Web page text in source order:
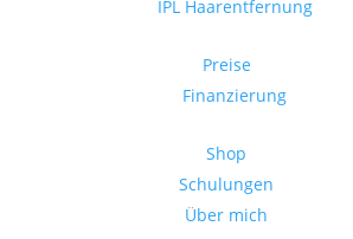
IPL Haarentfernung
Preise
Finanzierung
Shop
Schulungen
Über mich